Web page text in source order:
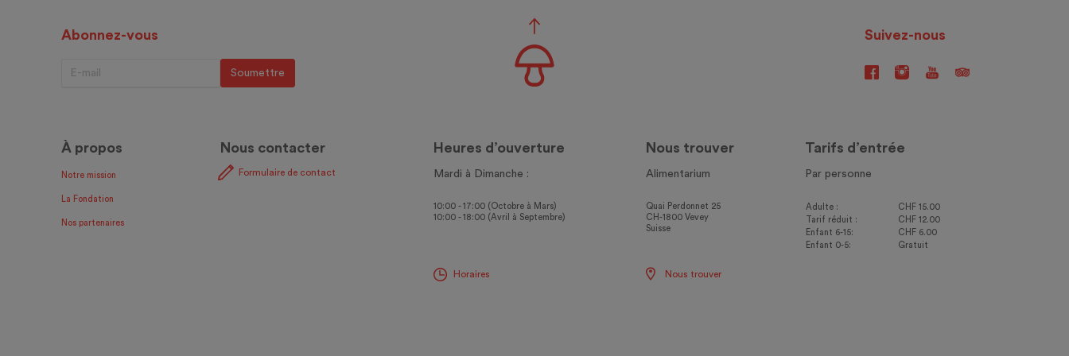
Abonnez-vous Suivez-nous
À propos
Notre mission
La Fondation
Nos partenaires
Nous contacter
Formulaire de contact
Heures d’ouverture
Mardi à Dimanche :
10:00 - 17:00 (Octobre à Mars)
10:00 - 18:00 (Avril à Septembre)
Horaires
Nous trouver
Alimentarium
Quai Perdonnet 25
CH-1800 Vevey
Suisse
Nous trouver
Tarifs d’entrée
Par personne
Adulte :
CHF 15.00
Tarif réduit :
CHF 12.00
Enfant 6-15:
CHF 6.00
Enfant 0-5:
Gratuit